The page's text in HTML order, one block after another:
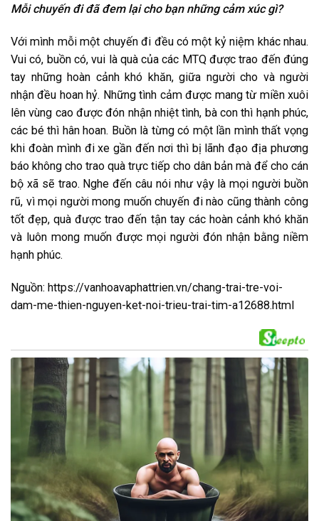
Mỗi chuyến đi đã đem lại cho bạn những cảm xúc gì?
Với mình mỗi một chuyến đi đều có một kỷ niệm khác nhau.
Vui có, buồn có, vui là quà của các MTQ được trao đến đúng
tay những hoàn cảnh khó khăn, giữa người cho và người
nhận đều hoan hỷ. Những tình cảm được mang từ miền xuôi
lên vùng cao được đón nhận nhiệt tình, bà con thì hạnh phúc,
các bé thì hân hoan. Buồn là từng có một lần mình thất vọng
khi đoàn mình đi xe gần đến nơi thì bị lãnh đạo địa phương
báo không cho trao quà trực tiếp cho dân bản mà để cho cán
bộ xã sẽ trao. Nghe đến câu nói như vậy là mọi người buồn
rũ, vì mọi người mong muốn chuyến đi nào cũng thành công
tốt đẹp, quà được trao đến tận tay các hoàn cảnh khó khăn
và luôn mong muốn được mọi người đón nhận bằng niềm
hạnh phúc.
Nguồn: https://vanhoavaphattrien.vn/chang-trai-tre-voi-
dam-me-thien-nguyen-ket-noi-trieu-trai-tim-a12688.html